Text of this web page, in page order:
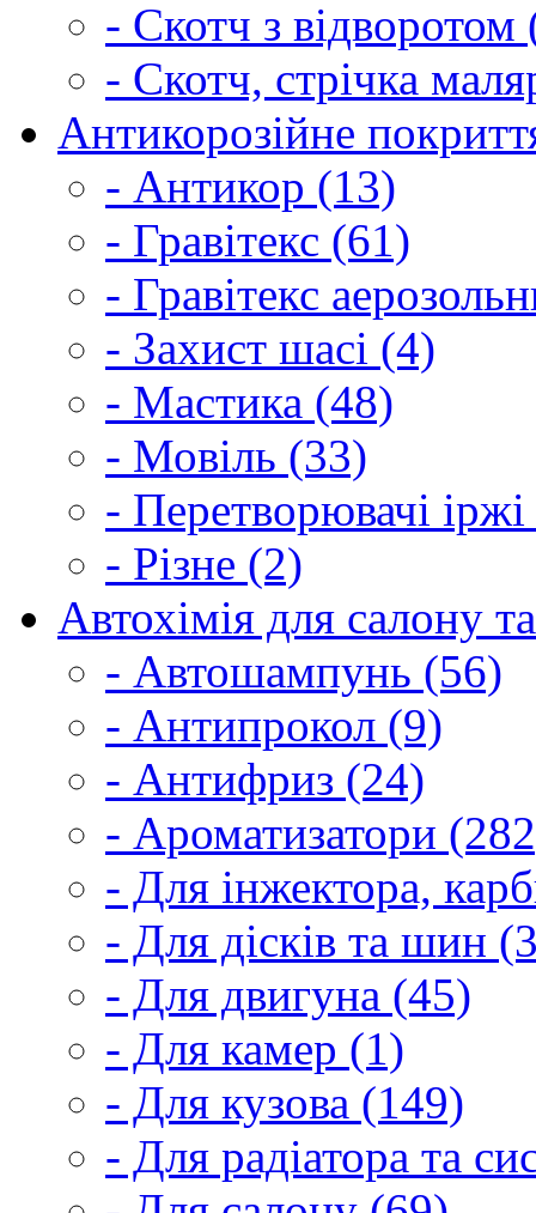
- Скотч з відворотом
- Скотч, стрічка
Антикорозійне
- Антикор (13)
- Гравітекс (61)
- Гравітекс
- Захист шасі (4)
- Мастика (48)
- Мовіль (33)
- Перетворювачі
- Різне (2)
Автохімія для салону
- Автошампунь (56)
- Антипрокол (9)
- Антифриз (24)
- Ароматизатори
- Для інжектора,
- Для дісків та шин
- Для двигуна (45)
- Для камер (1)
- Для кузова (149)
- Для радіатора та